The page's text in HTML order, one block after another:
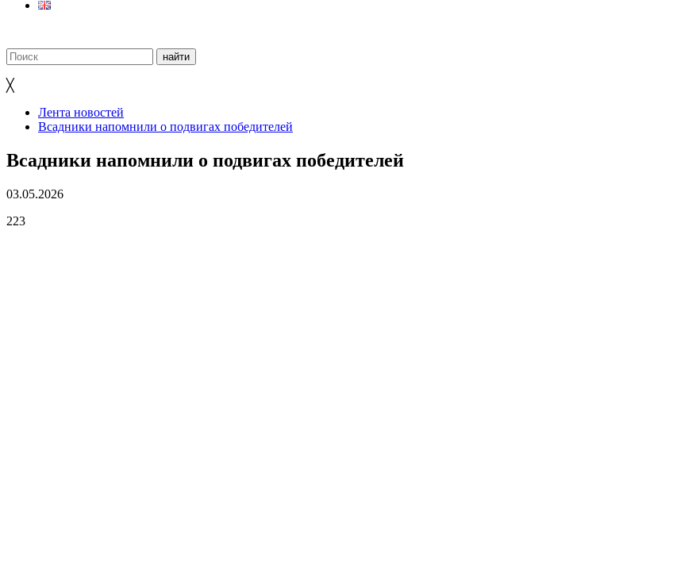
╳
Лента новостей
Всадники напомнили о подвигах победителей
Всадники напомнили о подвигах победителей
03.05.2026
223